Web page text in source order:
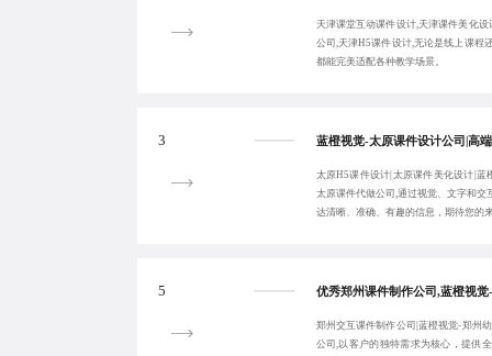
天津课堂互动课件设计,天津课件美化
公司,天津H5课件设计,无论是线上课程
都能完美适配各种教学场景。
3
太原H5课件设计|太原课件美化设计|蓝
太原课件代做公司,通过视觉、文字和交
达清晰、准确、有趣的信息，期待您的
5
郑州交互课件制作公司|蓝橙视觉-郑州
公司,以客户的独特需求为核心，提供